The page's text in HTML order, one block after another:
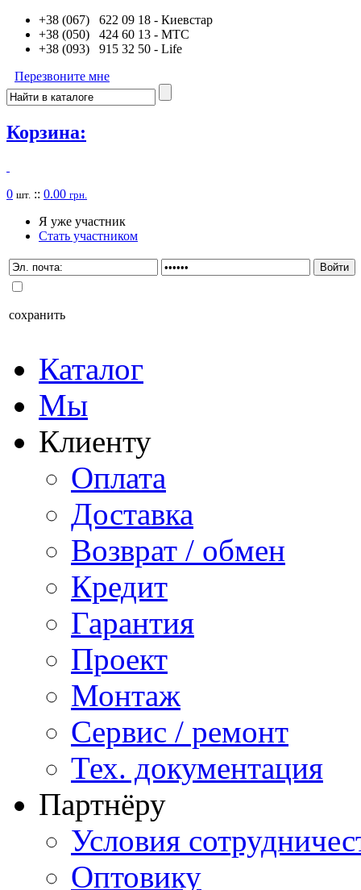
+38 (067) 622 09 18 - Киевстар
+38 (050) 424 60 13 - MTC
+38 (093) 915 32 50 - Life
Перезвоните мне
Корзина:
0 шт. :: 0.00 грн.
Я уже участник
Стать участником
сохранить
Каталог
Мы
Клиенту
Оплата
Доставка
Возврат / обмен
Кредит
Гарантия
Проект
Монтаж
Сервис / ремонт
Тех. документация
Партнёру
Условия
Оптовику